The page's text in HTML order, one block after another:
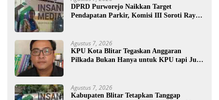
DPRD Purworejo Naikkan Target
Pendapatan Parkir, Komisi III Soroti Rayon
Agustus 7, 2026
KPU Kota Blitar Tegaskan Anggaran
Pilkada Bukan Hanya untuk KPU tapi Juga
Agustus 7, 2026
Kabupaten Blitar Tetapkan Tanggap